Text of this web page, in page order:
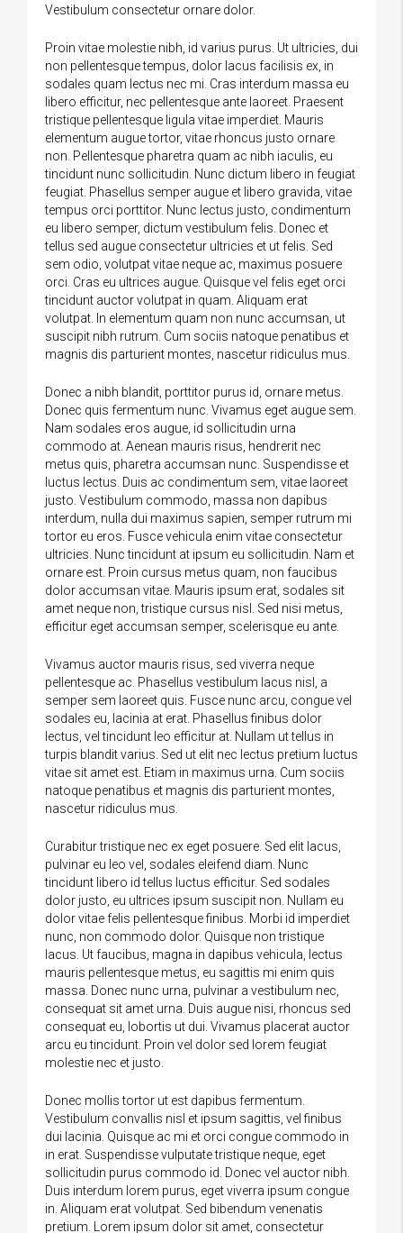
Vestibulum consectetur ornare dolor.
Proin vitae molestie nibh, id varius purus. Ut ultricies, dui
non pellentesque tempus, dolor lacus facilisis ex, in
sodales quam lectus nec mi. Cras interdum massa eu
libero efficitur, nec pellentesque ante laoreet. Praesent
tristique pellentesque ligula vitae imperdiet. Mauris
elementum augue tortor, vitae rhoncus justo ornare
non. Pellentesque pharetra quam ac nibh iaculis, eu
tincidunt nunc sollicitudin. Nunc dictum libero in feugiat
feugiat. Phasellus semper augue et libero gravida, vitae
tempus orci porttitor. Nunc lectus justo, condimentum
eu libero semper, dictum vestibulum felis. Donec et
tellus sed augue consectetur ultricies et ut felis. Sed
sem odio, volutpat vitae neque ac, maximus posuere
orci. Cras eu ultrices augue. Quisque vel felis eget orci
tincidunt auctor volutpat in quam. Aliquam erat
volutpat. In elementum quam non nunc accumsan, ut
suscipit nibh rutrum. Cum sociis natoque penatibus et
magnis dis parturient montes, nascetur ridiculus mus.
Donec a nibh blandit, porttitor purus id, ornare metus.
Donec quis fermentum nunc. Vivamus eget augue sem.
Nam sodales eros augue, id sollicitudin urna
commodo at. Aenean mauris risus, hendrerit nec
metus quis, pharetra accumsan nunc. Suspendisse et
luctus lectus. Duis ac condimentum sem, vitae laoreet
justo. Vestibulum commodo, massa non dapibus
interdum, nulla dui maximus sapien, semper rutrum mi
tortor eu eros. Fusce vehicula enim vitae consectetur
ultricies. Nunc tincidunt at ipsum eu sollicitudin. Nam et
ornare est. Proin cursus metus quam, non faucibus
dolor accumsan vitae. Mauris ipsum erat, sodales sit
amet neque non, tristique cursus nisl. Sed nisi metus,
efficitur eget accumsan semper, scelerisque eu ante.
Vivamus auctor mauris risus, sed viverra neque
pellentesque ac. Phasellus vestibulum lacus nisl, a
semper sem laoreet quis. Fusce nunc arcu, congue vel
sodales eu, lacinia at erat. Phasellus finibus dolor
lectus, vel tincidunt leo efficitur at. Nullam ut tellus in
turpis blandit varius. Sed ut elit nec lectus pretium luctus
vitae sit amet est. Etiam in maximus urna. Cum sociis
natoque penatibus et magnis dis parturient montes,
nascetur ridiculus mus.
Curabitur tristique nec ex eget posuere. Sed elit lacus,
pulvinar eu leo vel, sodales eleifend diam. Nunc
tincidunt libero id tellus luctus efficitur. Sed sodales
dolor justo, eu ultrices ipsum suscipit non. Nullam eu
dolor vitae felis pellentesque finibus. Morbi id imperdiet
nunc, non commodo dolor. Quisque non tristique
lacus. Ut faucibus, magna in dapibus vehicula, lectus
mauris pellentesque metus, eu sagittis mi enim quis
massa. Donec nunc urna, pulvinar a vestibulum nec,
consequat sit amet urna. Duis augue nisi, rhoncus sed
consequat eu, lobortis ut dui. Vivamus placerat auctor
arcu eu tincidunt. Proin vel dolor sed lorem feugiat
molestie nec et justo.
Donec mollis tortor ut est dapibus fermentum.
Vestibulum convallis nisl et ipsum sagittis, vel finibus
dui lacinia. Quisque ac mi et orci congue commodo in
in erat. Suspendisse vulputate tristique neque, eget
sollicitudin purus commodo id. Donec vel auctor nibh.
Duis interdum lorem purus, eget viverra ipsum congue
in. Aliquam erat volutpat. Sed bibendum venenatis
pretium. Lorem ipsum dolor sit amet, consectetur